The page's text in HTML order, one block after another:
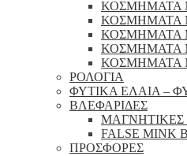
ΚΟΣΜΗΜΑΤΑ
ΚΟΣΜΗΜΑΤΑ
ΚΟΣΜΗΜΑΤΑ
ΚΟΣΜΗΜΑΤΑ
ΚΟΣΜΗΜΑΤΑ
ΡΟΛΟΓΙΑ
ΦΥΤΙΚΑ ΕΛΑΙΑ –
ΒΛΕΦΑΡΙΔΕΣ
ΜΑΓΝΗΤΙΚΕΣ
FALSE MINK
ΠΡΟΣΦΟΡΕΣ